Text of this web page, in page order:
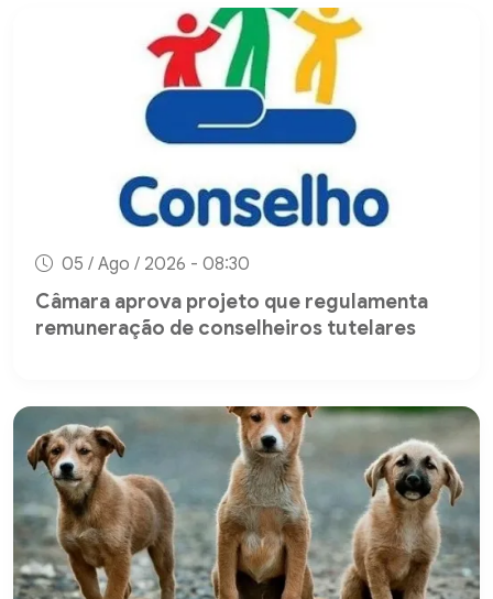
05 / Ago / 2026 - 08:30
Câmara aprova projeto que regulamenta
remuneração de conselheiros tutelares